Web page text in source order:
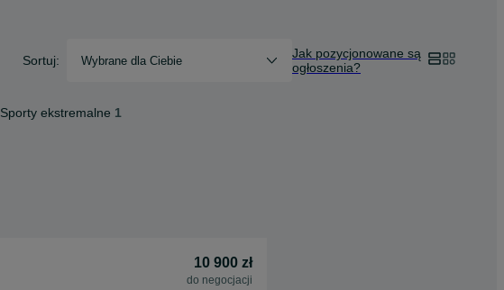
Sortuj: Wybrane dla Ciebie
Jak pozycjonowane są
ogłoszenia?
Sporty ekstremalne 1
10 900 zł
do negocjacji